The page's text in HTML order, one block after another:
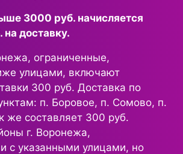
3000 руб. начисляется
доставку.
ограниченные,
улицами, включают
300 руб. Доставка по
п. Боровое, п. Сомово, п.
же составляет 300 руб.
г. Воронежа,
с указанными улицами, но